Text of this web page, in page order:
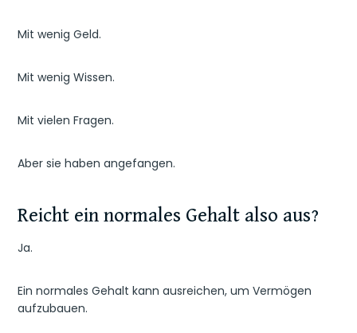
Mit wenig Geld.
Mit wenig Wissen.
Mit vielen Fragen.
Aber sie haben angefangen.
Reicht ein normales Gehalt also aus?
Ja.
Ein normales Gehalt kann ausreichen, um Vermögen
aufzubauen.